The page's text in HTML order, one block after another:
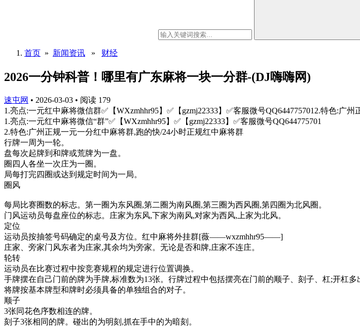
首页 » 新闻资讯 » 财经
2026一分钟科普！哪里有广东麻将一块一分群-(DJ嗨嗨网)
速屯网 • 2026-03-03 • 阅读 179
1.亮点:一元红中麻将微信群✅【WXzmhhr95】✅【gzmj22333】✅客服微号QQ6447757012.特色:
1.亮点:一元红中麻将微信“群”✅【WXzmhhr95】✅【gzmj22333】✅客服微号QQ644775701
2.特色:广州正规一元一分红中麻将群,跑的快/24小时正规红中麻将群
行牌一周为一轮。
盘每次起牌到和牌或荒牌为一盘。
圈四人各坐一次庄为一圈。
局每打完四圈或达到规定时间为一局。
圈风
每局比赛圈数的标志。第一圈为东风圈,第二圈为南风圈,第三圈为西风圈,第四圈为北风圈。
门风运动员每盘座位的标志。庄家为东风,下家为南风,对家为西风,上家为北风。
定位
运动员按抽签号码确定的桌号及方位。红中麻将外挂群[薇——wxzmhhr95——]
庄家、旁家门风东者为庄家,其余均为旁家。无论是否和牌,庄家不连庄。
轮转
运动员在比赛过程中按竞赛规程的规定进行位置调换。
手牌摆在自己门前的牌为手牌,标准数为13张。行牌过程中包括摆亮在门前的顺子、刻子、杠;开杠多
将牌按基本牌型和牌时必须具备的单独组合的对子。
顺子
3张同花色序数相连的牌。
刻子3张相同的牌。碰出的为明刻,抓在手中的为暗刻。